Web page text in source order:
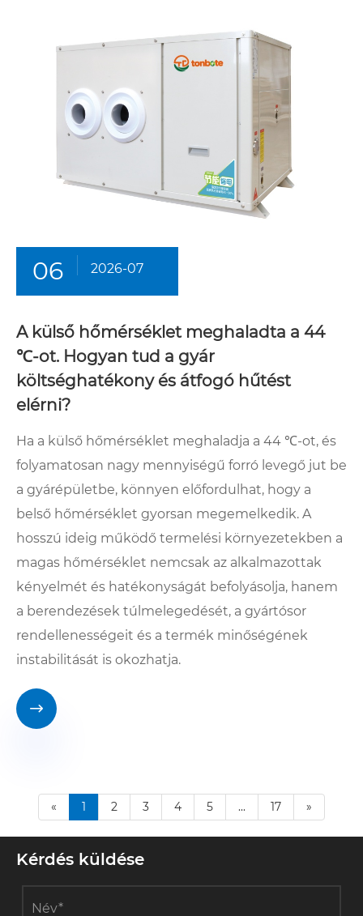
06 2026-07
A külső hőmérséklet meghaladta a 44
℃-ot. Hogyan tud a gyár
költséghatékony és átfogó hűtést
elérni?
Ha a külső hőmérséklet meghaladja a 44 ℃-ot, és
folyamatosan nagy mennyiségű forró levegő jut be
a gyárépületbe, könnyen előfordulhat, hogy a
belső hőmérséklet gyorsan megemelkedik. A
hosszú ideig működő termelési környezetekben a
magas hőmérséklet nemcsak az alkalmazottak
kényelmét és hatékonyságát befolyásolja, hanem
a berendezések túlmelegedését, a gyártósor
rendellenességeit és a termék minőségének
instabilitását is okozhatja.

« 1 2 3 4 5 ... 17 »
Kérdés küldése